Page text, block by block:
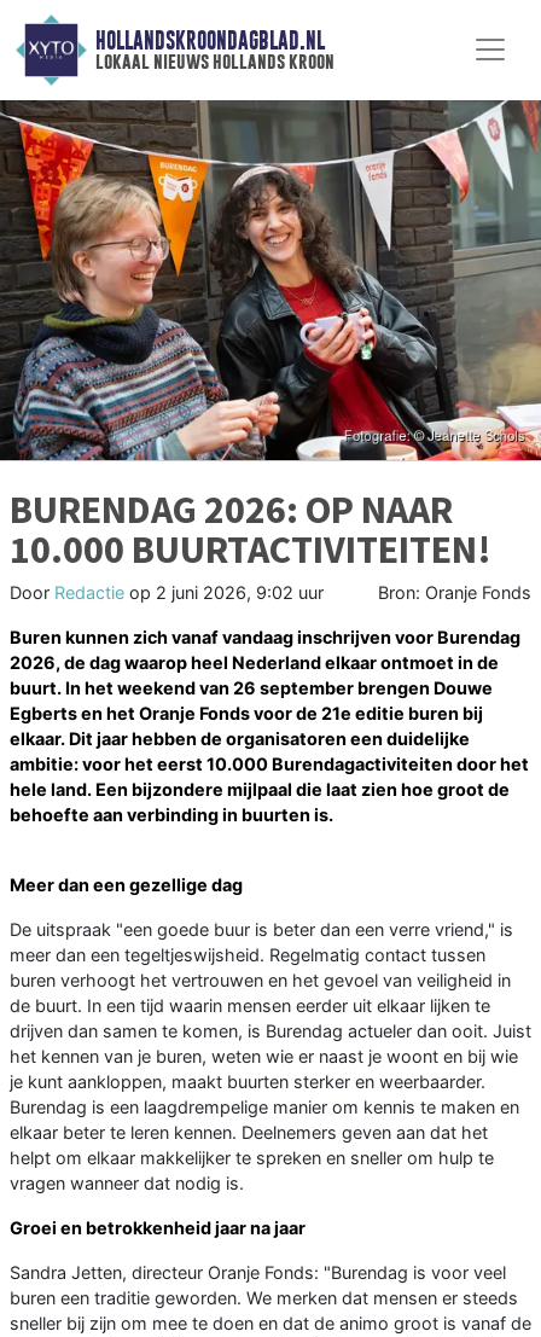
HOLLANDSKROONDAGBLAD.NL
lokaal nieuws hollands kroon
BURENDAG 2026: OP NAAR
10.000 BUURTACTIVITEITEN!
Door Redactie op 2 juni 2026, 9:02 uur Bron: Oranje Fonds
Buren kunnen zich vanaf vandaag inschrijven voor Burendag
2026, de dag waarop heel Nederland elkaar ontmoet in de
buurt. In het weekend van 26 september brengen Douwe
Egberts en het Oranje Fonds voor de 21e editie buren bij
elkaar. Dit jaar hebben de organisatoren een duidelijke
ambitie: voor het eerst 10.000 Burendagactiviteiten door het
hele land. Een bijzondere mijlpaal die laat zien hoe groot de
behoefte aan verbinding in buurten is.
Meer dan een gezellige dag
De uitspraak "een goede buur is beter dan een verre vriend," is
meer dan een tegeltjeswijsheid. Regelmatig contact tussen
buren verhoogt het vertrouwen en het gevoel van veiligheid in
de buurt. In een tijd waarin mensen eerder uit elkaar lijken te
drijven dan samen te komen, is Burendag actueler dan ooit. Juist
het kennen van je buren, weten wie er naast je woont en bij wie
je kunt aankloppen, maakt buurten sterker en weerbaarder.
Burendag is een laagdrempelige manier om kennis te maken en
elkaar beter te leren kennen. Deelnemers geven aan dat het
helpt om elkaar makkelijker te spreken en sneller om hulp te
vragen wanneer dat nodig is.
Groei en betrokkenheid jaar na jaar
Sandra Jetten, directeur Oranje Fonds: "Burendag is voor veel
buren een traditie geworden. We merken dat mensen er steeds
sneller bij zijn om mee te doen en dat de animo groot is vanaf de